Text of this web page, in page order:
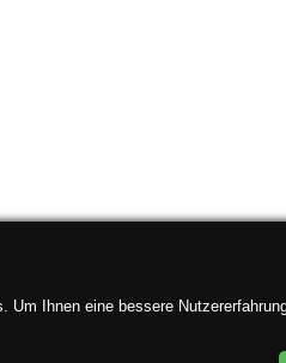
Um Ihnen eine bessere